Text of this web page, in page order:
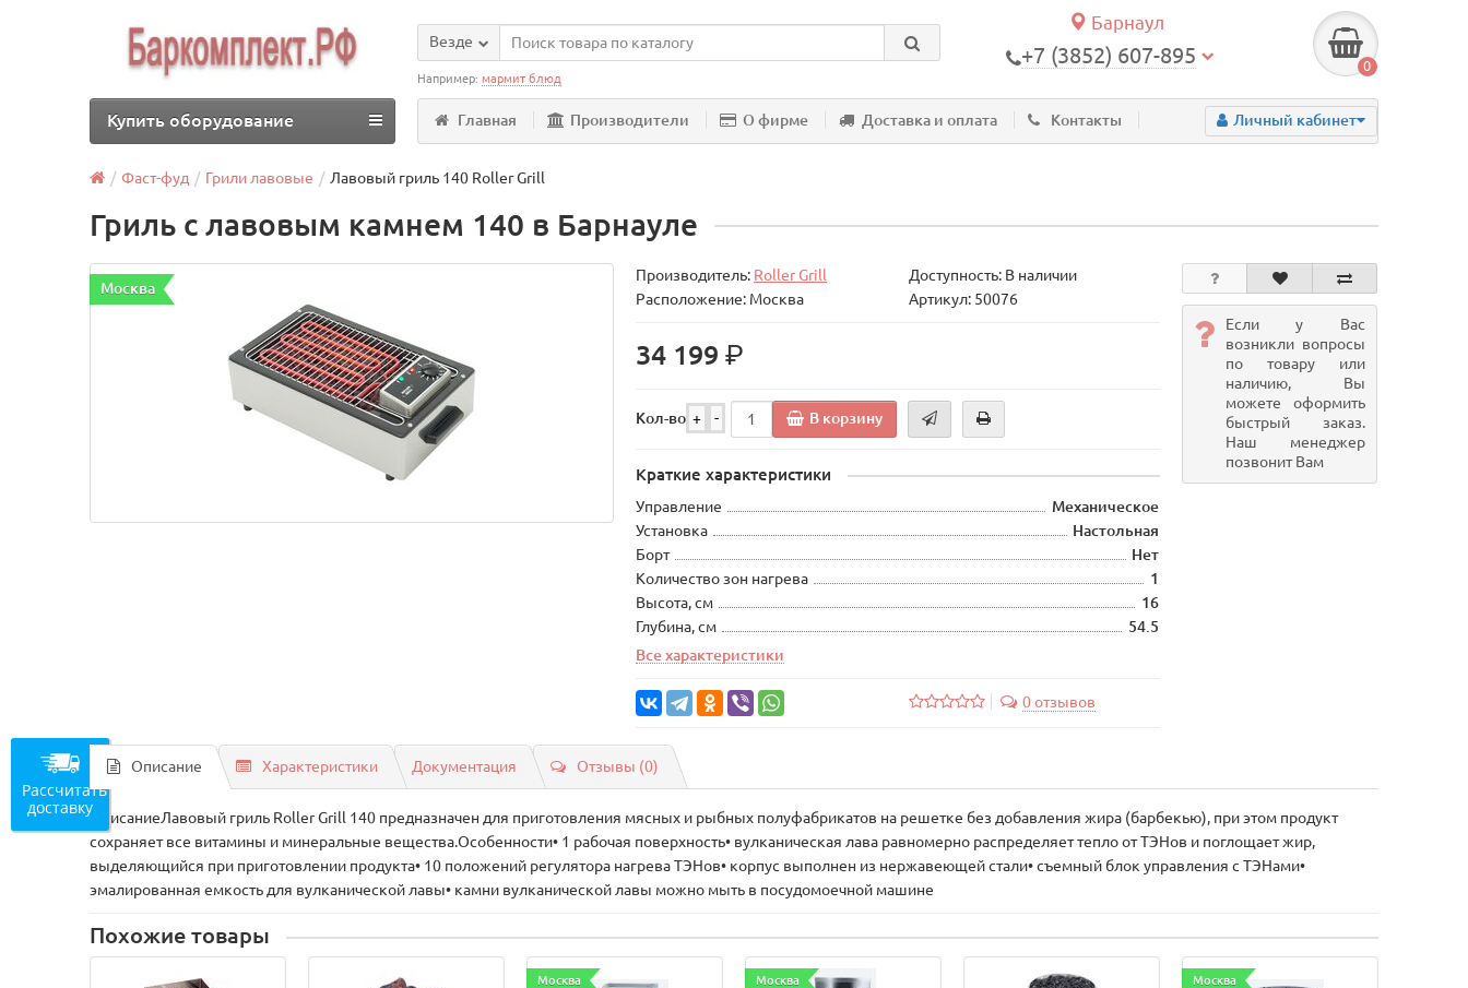
Барнаул
+7 (3852) 607-895 0
Везде
Например:мармит блюд
Главная Производители О фирме Доставка и оплата Контакты Личный кабинет
Купить оборудование
Фаст-фуд Грили лавовые Лавовый гриль 140 Roller Grill
Гриль с лавовым камнем 140 в Барнауле
Москва
Производитель: Roller Grill
Доступность: В наличии
Расположение: Москва
Артикул: 50076
34 199р.
Кол-во + - В корзину
Краткие характеристики
Управление
Механическое
Установка
Настольная
Борт
Нет
Количество зон нагрева
1
Высота, см
16
Глубина, см
54.5
Все характеристики
0 отзывов
Если у Вас
возникли вопросы
по товару или
наличию, Вы
можете оформить
быстрый заказ.
Наш менеджер
позвонит Вам
Описание Характеристики Документация Отзывы (0)
ОписаниеЛавовый гриль Roller Grill 140 предназначен для приготовления мясных и рыбных полуфабрикатов на решетке без добавления жира (барбекью), при этом продукт
сохраняет все витамины и минеральные вещества.Особенности• 1 рабочая поверхность• вулканическая лава равномерно распределяет тепло от ТЭНов и поглощает жир,
выделяющийся при приготовлении продукта• 10 положений регулятора нагрева ТЭНов• корпус выполнен из нержавеющей стали• съемный блок управления с ТЭНами•
эмалированная емкость для вулканической лавы• камни вулканической лавы можно мыть в посудомоечной машине
Похожие товары
Москва Москва Москва
Рассчитать
доставку